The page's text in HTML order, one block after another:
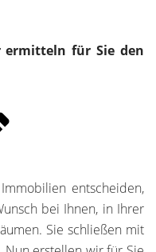
ermitteln für Sie den
entscheiden,
bei Ihnen, in Ihrer
Sie schließen mit